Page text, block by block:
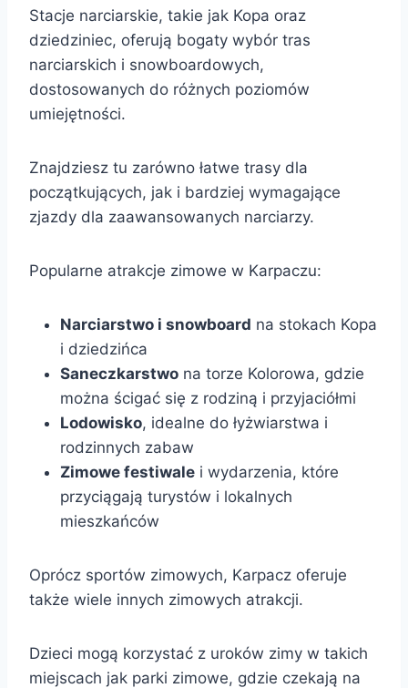
Stacje narciarskie, takie jak Kopa oraz
dziedziniec, oferują bogaty wybór tras
narciarskich i snowboardowych,
dostosowanych do różnych poziomów
umiejętności.
Znajdziesz tu zarówno łatwe trasy dla
początkujących, jak i bardziej wymagające
zjazdy dla zaawansowanych narciarzy.
Popularne atrakcje zimowe w Karpaczu:
Narciarstwo i snowboard na stokach Kopa
i dziedzińca
Saneczkarstwo na torze Kolorowa, gdzie
można ścigać się z rodziną i przyjaciółmi
Lodowisko, idealne do łyżwiarstwa i
rodzinnych zabaw
Zimowe festiwale i wydarzenia, które
przyciągają turystów i lokalnych
mieszkańców
Oprócz sportów zimowych, Karpacz oferuje
także wiele innych zimowych atrakcji.
Dzieci mogą korzystać z uroków zimy w takich
miejscach jak parki zimowe, gdzie czekają na